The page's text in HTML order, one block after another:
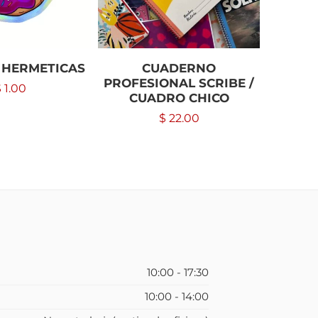
1.00
CUADERNO
PROFESIONAL SCRIBE /
CUADRO CHICO
$ 22.00
10:00 - 17:30
10:00 - 14:00